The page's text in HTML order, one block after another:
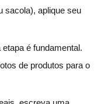
sacola), aplique seu
é fundamental.
de produtos para o